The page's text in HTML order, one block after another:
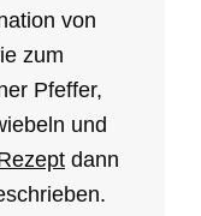
von
zum
Pfeffer,
und
dann